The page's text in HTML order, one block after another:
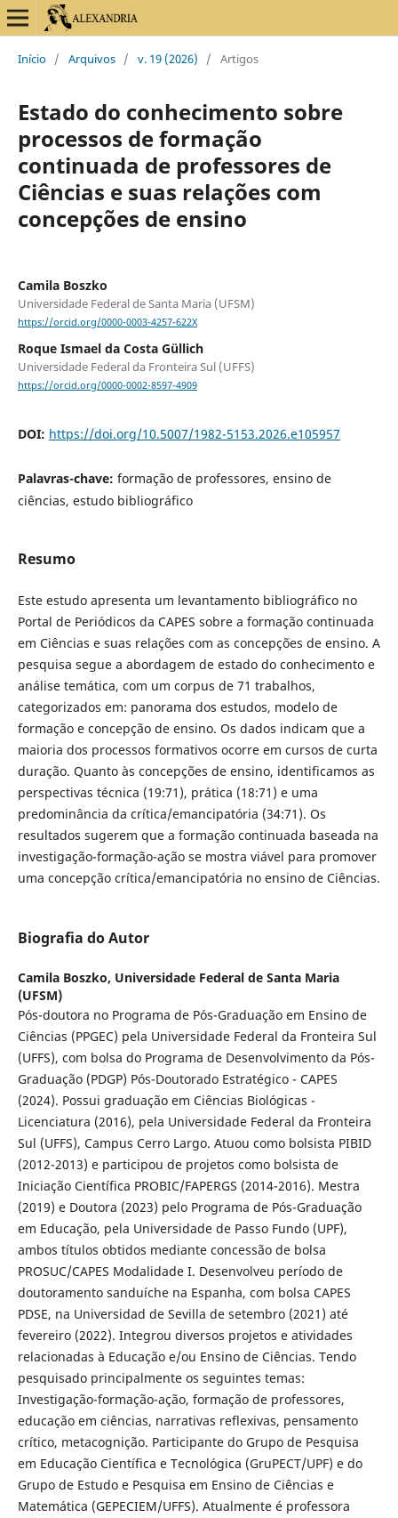
Início / Arquivos / v. 19 (2026) / Artigos
Estado do conhecimento sobre
processos de formação
continuada de professores de
Ciências e suas relações com
concepções de ensino
Camila Boszko
Universidade Federal de Santa Maria (UFSM)
https://orcid.org/0000-0003-4257-622X
Roque Ismael da Costa Güllich
Universidade Federal da Fronteira Sul (UFFS)
https://orcid.org/0000-0002-8597-4909
DOI: https://doi.org/10.5007/1982-5153.2026.e105957
Palavras-chave: formação de professores, ensino de
ciências, estudo bibliográfico
Resumo
Este estudo apresenta um levantamento bibliográfico no
Portal de Periódicos da CAPES sobre a formação continuada
em Ciências e suas relações com as concepções de ensino. A
pesquisa segue a abordagem de estado do conhecimento e
análise temática, com um corpus de 71 trabalhos,
categorizados em: panorama dos estudos, modelo de
formação e concepção de ensino. Os dados indicam que a
maioria dos processos formativos ocorre em cursos de curta
duração. Quanto às concepções de ensino, identificamos as
perspectivas técnica (19:71), prática (18:71) e uma
predominância da crítica/emancipatória (34:71). Os
resultados sugerem que a formação continuada baseada na
investigação-formação-ação se mostra viável para promover
uma concepção crítica/emancipatória no ensino de Ciências.
Biografia do Autor
Camila Boszko, Universidade Federal de Santa Maria
(UFSM)
Pós-doutora no Programa de Pós-Graduação em Ensino de
Ciências (PPGEC) pela Universidade Federal da Fronteira Sul
(UFFS), com bolsa do Programa de Desenvolvimento da Pós-
Graduação (PDGP) Pós-Doutorado Estratégico - CAPES
(2024). Possui graduação em Ciências Biológicas -
Licenciatura (2016), pela Universidade Federal da Fronteira
Sul (UFFS), Campus Cerro Largo. Atuou como bolsista PIBID
(2012-2013) e participou de projetos como bolsista de
Iniciação Científica PROBIC/FAPERGS (2014-2016). Mestra
(2019) e Doutora (2023) pelo Programa de Pós-Graduação
em Educação, pela Universidade de Passo Fundo (UPF),
ambos títulos obtidos mediante concessão de bolsa
PROSUC/CAPES Modalidade I. Desenvolveu período de
doutoramento sanduíche na Espanha, com bolsa CAPES
PDSE, na Universidad de Sevilla de setembro (2021) até
fevereiro (2022). Integrou diversos projetos e atividades
relacionadas à Educação e/ou Ensino de Ciências. Tendo
pesquisado principalmente os seguintes temas:
Investigação-formação-ação, formação de professores,
educação em ciências, narrativas reflexivas, pensamento
crítico, metacognição. Participante do Grupo de Pesquisa
em Educação Científica e Tecnológica (GruPECT/UPF) e do
Grupo de Estudo e Pesquisa em Ensino de Ciências e
Matemática (GEPECIEM/UFFS). Atualmente é professora